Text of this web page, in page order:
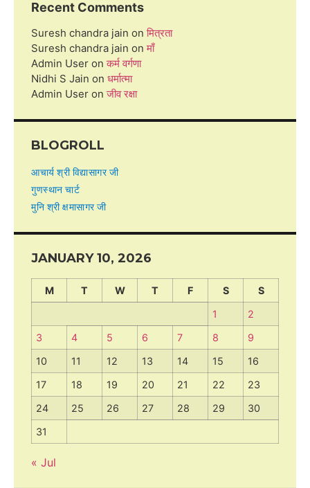
Recent Comments
Suresh chandra jain onमित्रता
Suresh chandra jain onमाँ
Admin User onकर्म वर्गणा
Nidhi S Jain on धर्मात्मा
Admin User onजीव रक्षा
BLOGROLL
आचार्य श्री विद्यासागर जी
गुणस्थान चार्ट
मुनि श्री क्षमासागर जी
JANUARY 10, 2026
M T W T F S
S
1
2
3
4 5 6 7 8
9
10
11 12 13 14 15
16
17
18 19 20 21 22
23
24
25 26 27 28 29
30
31
« Jul